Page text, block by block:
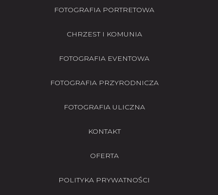
FOTOGRAFIA PORTRETOWA
CHRZEST I KOMUNIA
FOTOGRAFIA EVENTOWA
FOTOGRAFIA PRZYRODNICZA
FOTOGRAFIA ULICZNA
KONTAKT
OFERTA
POLITYKA PRYWATNOŚCI